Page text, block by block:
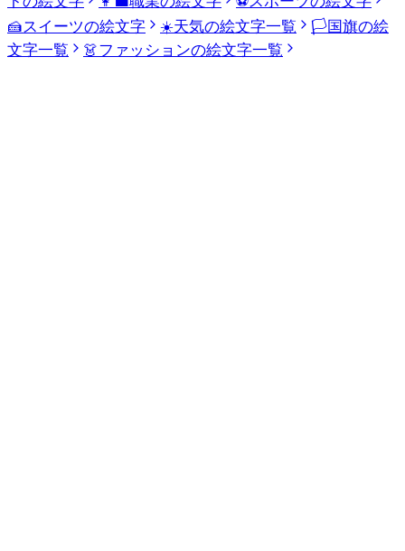
🍰スイーツの絵文字 ☀️天気の絵文字一覧 🏳️国旗の絵
文字一覧
👗ファッションの絵文字一覧